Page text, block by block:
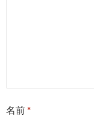
名前*